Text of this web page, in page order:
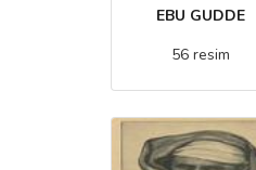
EBU GUDDE
56 resim